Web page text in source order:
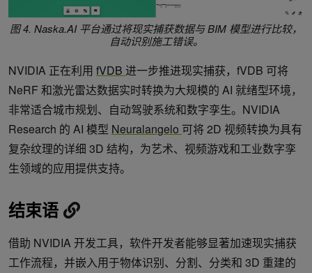
图 4. Naska.AI 平台通过将现实捕获数据与 BIM 模型进行比较，
自动识别施工错误。
NVIDIA 正在利用 fVDB 进一步推进现实捕获，fVDB 可将
NeRF 和激光雷达数据实时转换为大规模的 AI 就绪型环境，
非常适合城市规划、自动驾驶系统和数字孪生。NVIDIA
Research 的 AI 模型 Neuralangelo 可将 2D 视频转换为具有
复杂纹理的详细 3D 结构，为艺术、视频游戏和工业数字孪
生领域的应用提供支持。
结束语
借助 NVIDIA 开发工具，软件开发者能够显著加速现实捕获
工作流程，并嵌入用于物体识别、分割、分类和 3D 重建的